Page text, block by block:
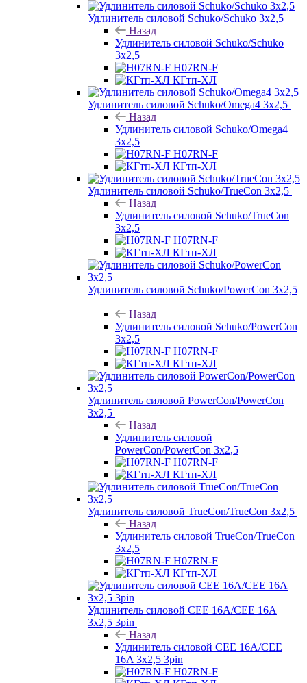
Удлинитель силовой Schuko/Schuko 3х2,5
Назад
Удлинитель силовой Schuko/Schuko
3х2,5
H07RN-F
КГтп-ХЛ
Удлинитель силовой Schuko/Omega4 3х2,5
Назад
Удлинитель силовой Schuko/Omega4
3х2,5
H07RN-F
КГтп-ХЛ
Удлинитель силовой Schuko/TrueCon 3х2,5
Назад
Удлинитель силовой Schuko/TrueCon
3х2,5
H07RN-F
КГтп-ХЛ
Удлинитель силовой Schuko/PowerCon 3х2,5
Назад
Удлинитель силовой Schuko/PowerCon
3х2,5
H07RN-F
КГтп-ХЛ
Удлинитель силовой PowerCon/PowerCon
3х2,5
Назад
Удлинитель силовой
PowerCon/PowerCon 3х2,5
H07RN-F
КГтп-ХЛ
Удлинитель силовой TrueCon/TrueCon 3х2,5
Назад
Удлинитель силовой TrueCon/TrueCon
3х2,5
H07RN-F
КГтп-ХЛ
Удлинитель силовой CEE 16A/CEE 16A
3х2,5 3pin
Назад
Удлинитель силовой CEE 16A/CEE
16A 3х2,5 3pin
H07RN-F